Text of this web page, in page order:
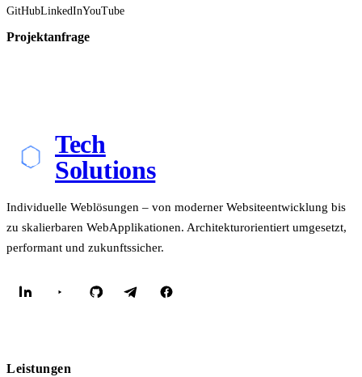
GitHubLinkedInYouTube
Projektanfrage
Tech
Solutions
Individuelle Weblösungen – von moderner Websiteentwicklung bis
zu skalierbaren WebApplikationen. Architekturorientiert umgesetzt,
performant und zukunftssicher.
Leistungen